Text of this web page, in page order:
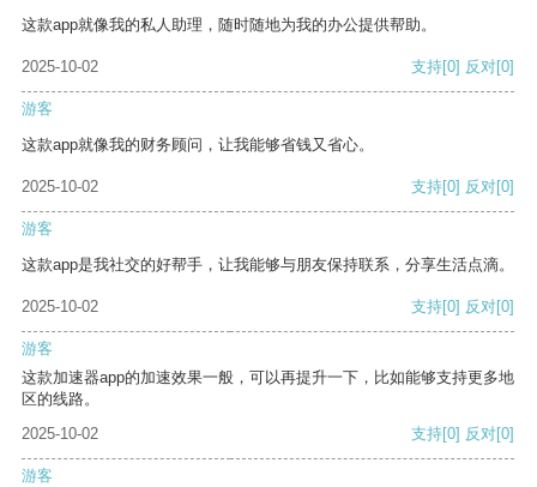
这款app就像我的私人助理，随时随地为我的办公提供帮助。
2025-10-02 支持[0] 反对[0]
游客
这款app就像我的财务顾问，让我能够省钱又省心。
2025-10-02 支持[0] 反对[0]
游客
这款app是我社交的好帮手，让我能够与朋友保持联系，分享生活点滴。
2025-10-02 支持[0] 反对[0]
游客
这款加速器app的加速效果一般，可以再提升一下，比如能够支持更多地
区的线路。
2025-10-02
支持[0] 反对[0]
游客